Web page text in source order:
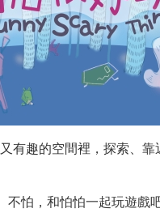
有趣的空間裡，探索、
不怕，和怕怕一起玩遊戲